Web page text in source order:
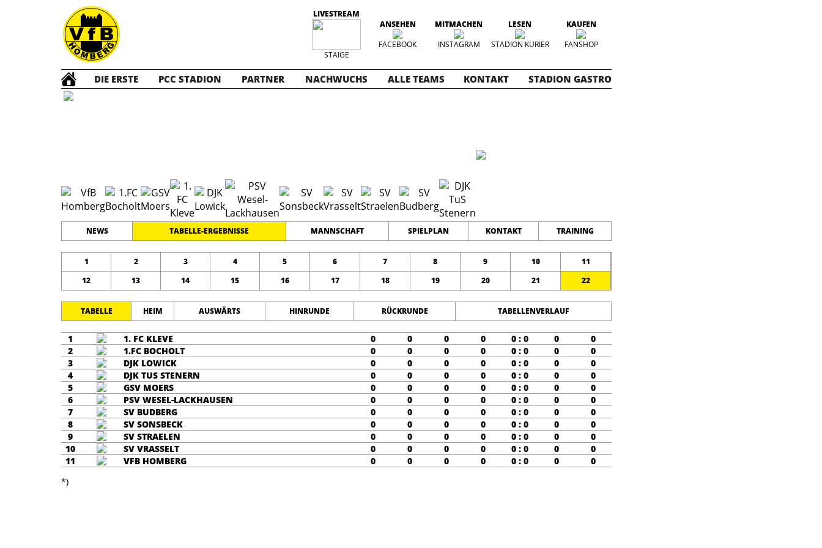
LIVESTREAM
STAIGE
ANSEHEN
FACEBOOK
MITMACHEN
INSTAGRAM
LESEN
STADION KURIER
KAUFEN
FANSHOP
DIE ERSTE PCC STADION PARTNER NACHWUCHS ALLE TEAMS KONTAKT STADION GASTRO
NEWS TABELLE-ERGEBNISSE MANNSCHAFT SPIELPLAN KONTAKT TRAINING
1 2 3 4 5 6 7 8 9 10
11
12
13 14 15 16 17 18 19 20 21 22
TABELLE HEIM AUSWÄRTS HINRUNDE RÜCKRUNDE TABELLENVERLAUF
1 1. FC KLEVE 0 0 0 0 0 : 0 0
0
2
1.FC BOCHOLT 0 0 0 0 0 : 0 0
0
3
DJK LOWICK 0 0 0 0 0 : 0 0
0
4
DJK TUS STENERN 0 0 0 0 0 : 0 0
0
5
GSV MOERS 0 0 0 0 0 : 0 0
0
6
PSV WESEL-LACKHAUSEN 0 0 0 0 0 : 0 0
0
7
SV BUDBERG 0 0 0 0 0 : 0 0
0
8
SV SONSBECK 0 0 0 0 0 : 0 0
0
9
SV STRAELEN 0 0 0 0 0 : 0 0
0
10
SV VRASSELT 0 0 0 0 0 : 0 0
0
11
VFB HOMBERG 0 0 0 0 0 : 0 0
0
*)